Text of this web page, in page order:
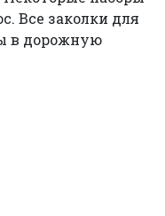
Все заколки для
в дорожную